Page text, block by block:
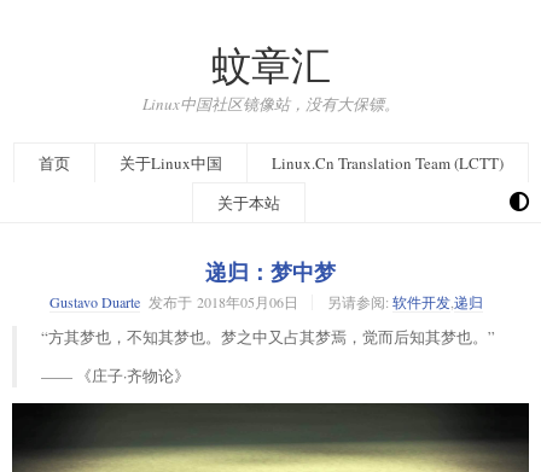
蚊章汇
Linux中国社区镜像站，没有大保镖。
首页 关于Linux中国
Linux.Cn Translation Team (LCTT)
关于本站
递归：梦中梦
Gustavo Duarte 发布于 2018年05月06日 另请参阅: 软件开发,递归
“方其梦也，不知其梦也。梦之中又占其梦焉，觉而后知其梦也。”
—— 《庄子·齐物论》